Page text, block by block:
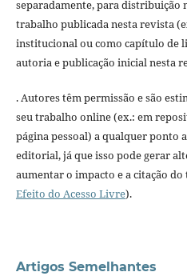
separadamente, para distribuição
trabalho publicada nesta revista
institucional ou como capítulo de
autoria e publicação inicial nesta
. Autores têm permissão e são
seu trabalho online (ex.: em
página pessoal) a qualquer ponto
editorial, já que isso pode gerar
aumentar o impacto e a citação
Efeito do Acesso Livre).
Artigos Semelhantes